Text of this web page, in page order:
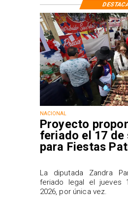
NACIONAL
Proyecto
feriado el 17 de
para Fiestas
La diputada Zandra
feriado legal el jueves
2026, por única vez.